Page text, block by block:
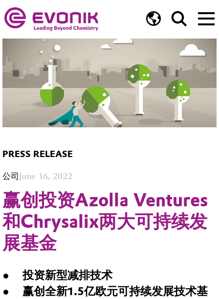
PRESS RELEASE
公司June 16, 2022
赢创投资Azolla Ventures
和Chrysalix两大可持续发
展基金
投资新型减排技术
赢创全新1.5亿欧元可持续发展技术基